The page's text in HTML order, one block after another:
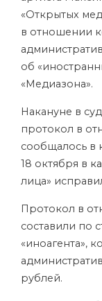
«Открытых
в отношении
об
«Медиазона».
Накануне в
протокол в
сообщалось в
18 октября в
лица»
Протокол в
составили по
«иноагента»,
рублей.